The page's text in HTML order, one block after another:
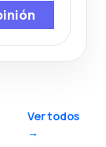
Ver todos
→